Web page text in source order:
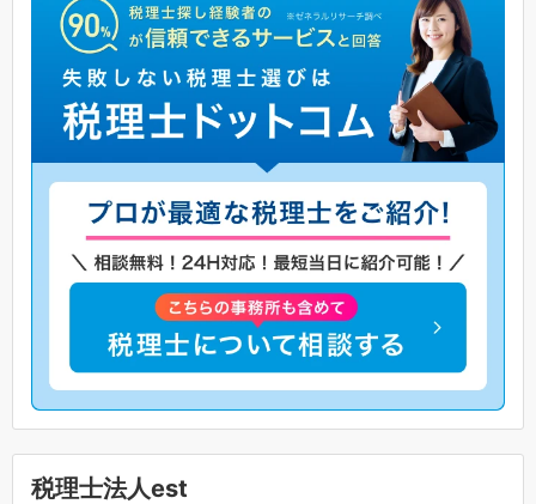
税理士法人est